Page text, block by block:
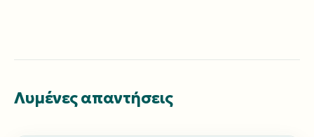
Λυμένες απαντήσεις